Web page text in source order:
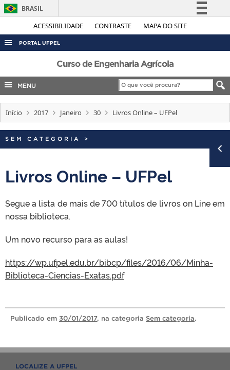
ACESSIBILIDADE CONTRASTE MAPA DO SITE
BRASIL
Simplifique!
Acesso à informação
Legislação
Canais
PORTAL UFPEL
ACESSO À INFORMAÇÃO
AUDITORIA
COBALTO
CONCURSOS
EDITAIS
INTERNACIONAL
PORTARIAS
TELEFONES
Curso de Engenharia Agrícola
MENU
Início 2017 Janeiro 30 Livros Online – UFPel
SEM CATEGORIA >
Livros Online – UFPel
Segue a lista de mais de 700 títulos de livros on Line em
nossa biblioteca.
Um novo recurso para as aulas!
https://wp.ufpel.edu.br/bibcp/files/2016/06/Minha-
Biblioteca-Ciencias-Exatas.pdf
Publicado em 30/01/2017, na categoria Sem categoria.
LOCALIZE A UFPEL